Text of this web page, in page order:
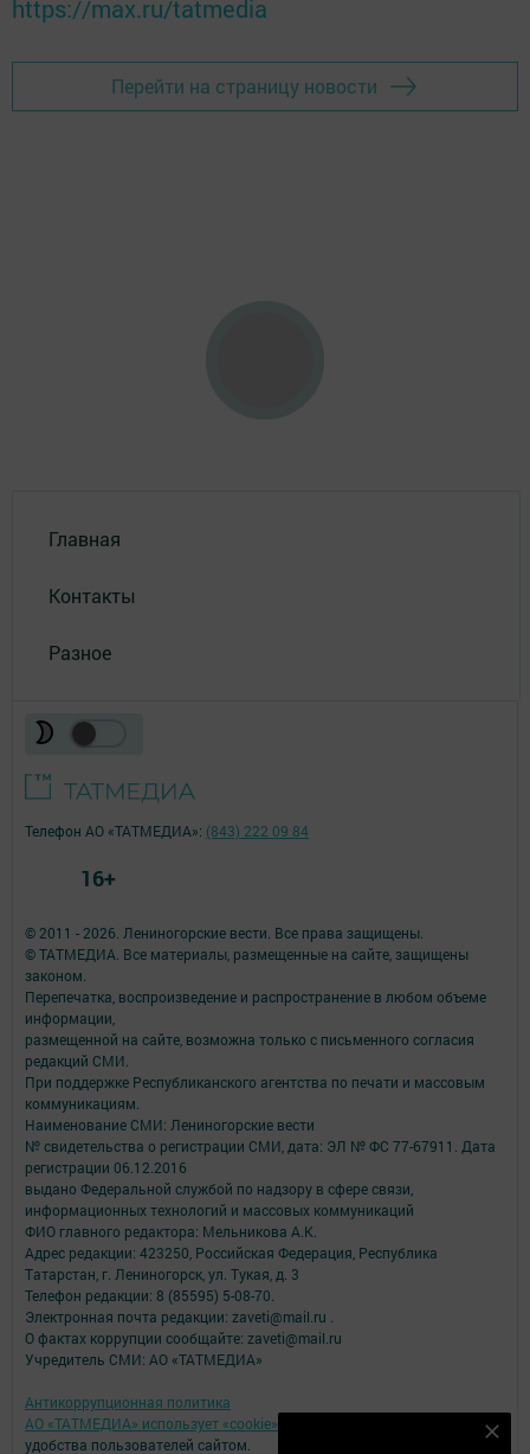
https://max.ru/tatmedia
Перейти на страницу новости
Главная
Контакты
Разное
© 2011 - 2026. Лениногорские вести. Все права защищены.
© ТАТМЕДИА. Все материалы, размещенные на сайте, защищены
законом.
Перепечатка, воспроизведение и распространение в любом объеме
информации,
размещенной на сайте, возможна только с письменного согласия
редакций СМИ.
При поддержке Республиканского агентства по печати и массовым
коммуникациям.
Наименование СМИ: Лениногорские вести
№ свидетельства о регистрации СМИ, дата: ЭЛ № ФС 77-67911. Дата
регистрации 06.12.2016
выдано Федеральной службой по надзору в сфере связи,
информационных технологий и массовых коммуникаций
ФИО главного редактора: Мельникова А.К.
Адрес редакции: 423250, Российская Федерация, Республика
Татарстан, г. Лениногорск, ул. Тукая, д. 3
Телефон редакции: 8 (85595) 5-08-70.
Электронная почта редакции: zaveti@mail.ru .
О фактах коррупции сообщайте: zaveti@mail.ru
Учредитель СМИ: АО «ТАТМЕДИА»
Антикоррупционная политика
АО «ТАТМЕДИА» использует «cookie» для персонализации сервисов и
удобства пользователей сайтом.
Телефон АО «ТАТМЕДИА»: (843) 222 09 84
16+